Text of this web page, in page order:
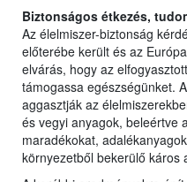
Biztonságos étkezés,
Az élelmiszer-biztonság
előterébe került és az
elvárás, hogy az
támogassa egészségünket.
aggasztják az
és vegyi anyagok, beleértve
maradékokat,
környezetből bekerülő káros